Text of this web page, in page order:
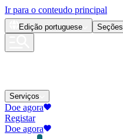
Ir para o conteudo principal
Edição portuguese Seções
Serviços
Doe agora
Registar
Doe agora